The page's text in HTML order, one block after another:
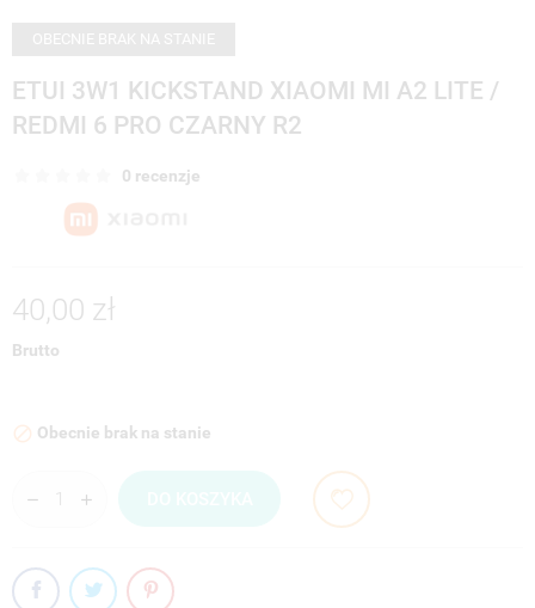
ETUI 3W1 KICKSTAND XIAOMI MI A2 LITE /
REDMI 6 PRO CZARNY R2
0 recenzje
40,00 zł
Brutto
 Obecnie brak na stanie